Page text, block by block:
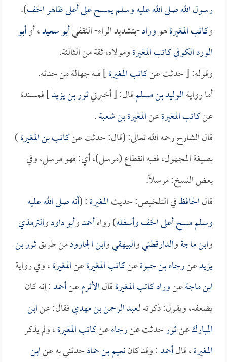
رسول الله صلى الله عليه وسلم يمسح على أعلى ظاهر الخف).
وكاتب المغيرةهووراد-بتشديد الراء- الثقفيأبو سعيد، أوأبو
الورد الكوفي كاتب المغيرةومولاه، ثقة من الثالثة.
وقوله: [ حدثت عنكاتب المغيرة] فيه جهالة من حدثه.
أما روايةالوليد بن مسلمقال: [ أخبرنيثور بن يزيد] فمسندة
عنكاتب المغيرةعنالمغيرة بن شعبة.
قال الشارح رحمه الله تعالى: (قال: حدثت عنكاتب بن المغيرة)
بصيغة المجهول، ففيه انقطاع (مرسل)، أي: فهو مرسل، وفي
بعض النسخ: مرسلاً.
قالالحافظفي التلخيص: حديثالمغيرة: (أنه صلى الله عليه
وسلم مسح أعلى الخف وأسفله) رواهأحمدوأبو داودوالترمذي
وابن ماجةوالدارقطنيوالبيهقيوابن الجارودمن طريقثور بن
يزيدعنرجاء بن حيوةعنكاتب المغيرةعنالمغيرة، وفي رواية
ابن ماجةعنوراد كاتب المغيرةقالالأثرمعنأحمد: إنه كان
يضعفه، ويقول: ذكرته لـعبد الرحمن بن مهديفقال: عنابن
المباركعنثورحدثت عنرجاءعنكاتب المغيرة، ولم يذكر
المغيرة، قالأحمد: وقد كاننعيم بن حمادحدثني به عنابن